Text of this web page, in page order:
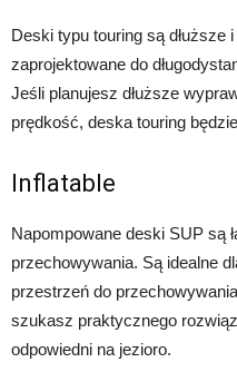
Deski typu touring są dłuższe
zaprojektowane do
Jeśli planujesz dłuższe
prędkość, deska touring
Inflatable
Napompowane deski SUP są
przechowywania. Są idealne
przestrzeń do
szukasz praktycznego
odpowiedni na jezioro.